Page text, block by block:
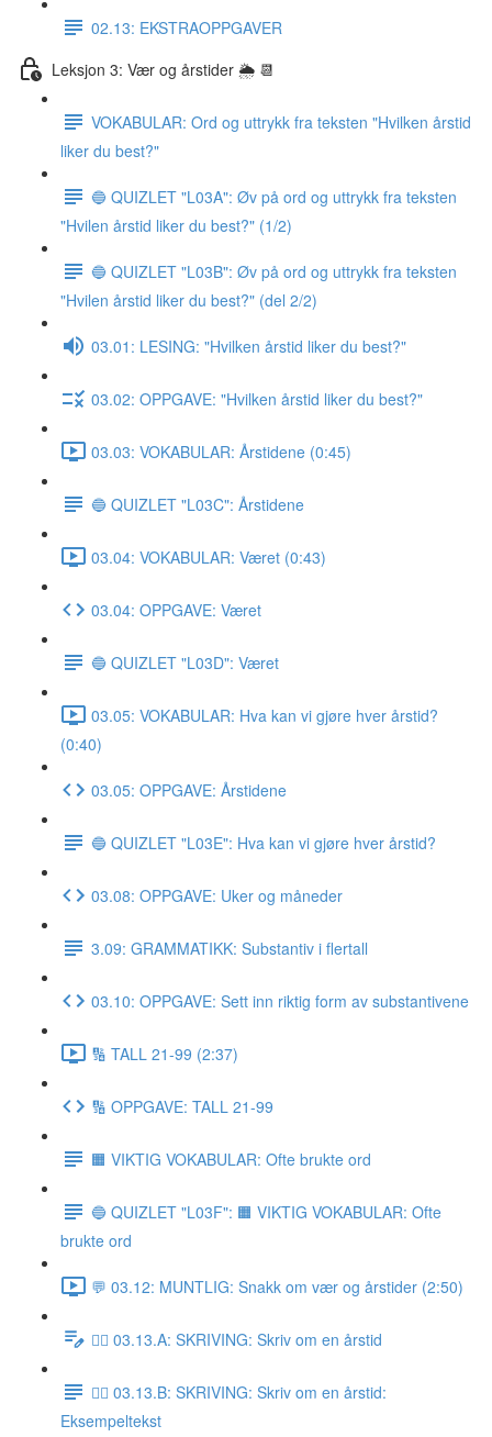
02.13: EKSTRAOPPGAVER
Leksjon 3: Vær og årstider 🌦 📆
VOKABULAR: Ord og uttrykk fra teksten "Hvilken årstid
liker du best?"
🔵 QUIZLET "L03A": Øv på ord og uttrykk fra teksten
"Hvilen årstid liker du best?" (1/2)
🔵 QUIZLET "L03B": Øv på ord og uttrykk fra teksten
"Hvilen årstid liker du best?" (del 2/2)
03.01: LESING: "Hvilken årstid liker du best?"
03.02: OPPGAVE: "Hvilken årstid liker du best?"
03.03: VOKABULAR: Årstidene (0:45)
🔵 QUIZLET "L03C": Årstidene
03.04: VOKABULAR: Været (0:43)
03.04: OPPGAVE: Været
🔵 QUIZLET "L03D": Været
03.05: VOKABULAR: Hva kan vi gjøre hver årstid?
(0:40)
03.05: OPPGAVE: Årstidene
🔵 QUIZLET "L03E": Hva kan vi gjøre hver årstid?
03.08: OPPGAVE: Uker og måneder
3.09: GRAMMATIKK: Substantiv i flertall
03.10: OPPGAVE: Sett inn riktig form av substantivene
🔢 TALL 21-99 (2:37)
🔢 OPPGAVE: TALL 21-99
🟧 VIKTIG VOKABULAR: Ofte brukte ord
🔵 QUIZLET "L03F": 🟧 VIKTIG VOKABULAR: Ofte
brukte ord
💬 03.12: MUNTLIG: Snakk om vær og årstider (2:50)
✍🏼 03.13.A: SKRIVING: Skriv om en årstid
✍🏼 03.13.B: SKRIVING: Skriv om en årstid:
Eksempeltekst